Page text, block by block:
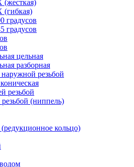
(жесткая)
(гибкая)
градусов
градусов
цельная
разборная
резьбой
резьбой
(ниппель)
кольцо)